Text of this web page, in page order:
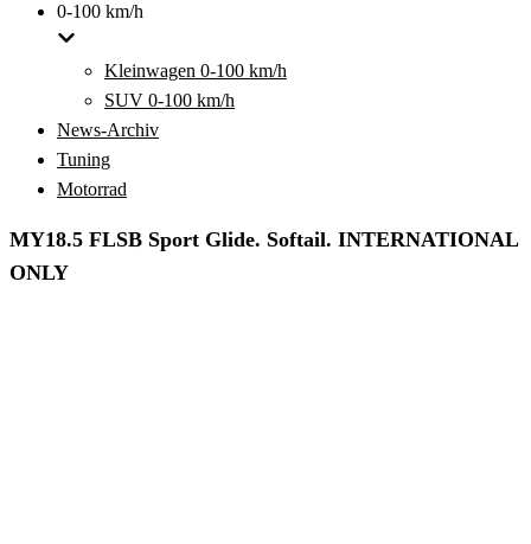
0-100 km/h
Kleinwagen 0-100 km/h
SUV 0-100 km/h
News-Archiv
Tuning
Motorrad
MY18.5 FLSB Sport Glide. Softail. INTERNATIONAL
ONLY